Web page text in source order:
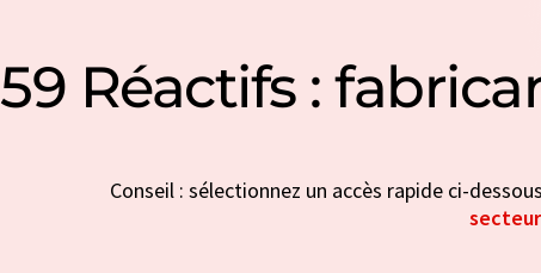
59 Réactifs :
Conseil : sélectionnez un accès rapide ci-
secteur